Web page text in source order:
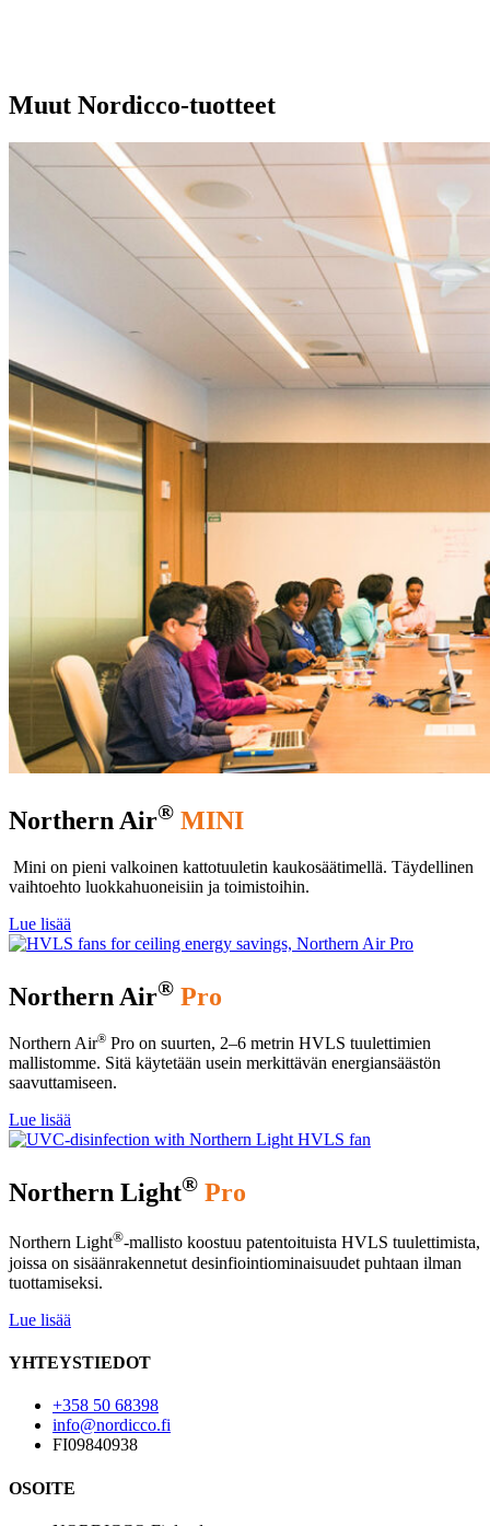
Muut Nordicco-tuotteet
Northern Air® MINI
Mini on pieni valkoinen kattotuuletin kaukosäätimellä. Täydellinen
vaihtoehto luokkahuoneisiin ja toimistoihin.
Lue lisää
Northern Air® Pro
Northern Air® Pro on suurten, 2–6 metrin HVLS tuulettimien
mallistomme. Sitä käytetään usein merkittävän energiansäästön
saavuttamiseen.
Lue lisää
Northern Light® Pro
Northern Light®-mallisto koostuu patentoituista HVLS tuulettimista,
joissa on sisäänrakennetut desinfiointiominaisuudet puhtaan ilman
tuottamiseksi.
Lue lisää
YHTEYSTIEDOT
+358 50 68398
info@nordicco.fi
FI09840938
OSOITE